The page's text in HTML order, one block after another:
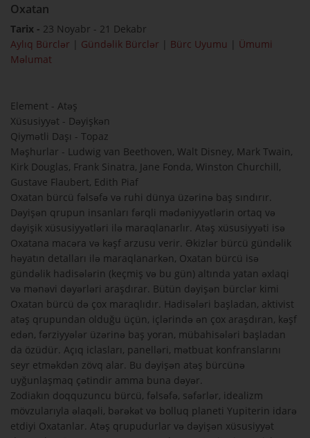
Oxatan
Tarix - 23 Noyabr - 21 Dekabr
Aylıq Bürclər
Gündəlik Bürclər Bürc Uyumu
Ümumi
Məlumat
Element - Atəş
Xüsusiyyət - Dəyişkən
Qiymətli Daşı - Topaz
Məşhurlar - Ludwig van Beethoven, Walt Disney, Mark Twain,
Kirk Douglas, Frank Sinatra, Jane Fonda, Winston Churchill,
Gustave Flaubert, Edith Piaf
Oxatan bürcü fəlsəfə və ruhi dünya üzərinə baş sındırır.
Dəyişən qrupun insanları fərqli mədəniyyətlərin ortaq və
dəyişik xüsusiyyətləri ilə maraqlanarlır. Atəş xüsusiyyəti isə
Oxatana macəra və kəşf arzusu verir. Əkizlər bürcü gündəlik
həyatın detalları ilə maraqlanarkən, Oxatan bürcü isə
gündəlik hadisələrin (keçmiş və bu gün) altında yatan əxlaqi
və mənəvi dəyərləri araşdırar. Bütün dəyişən bürclər kimi
Oxatan bürcü də çox maraqlıdır. Hadisələri başladan, aktivist
atəş qrupundan olduğu üçün, içlərində ən çox araşdıran, kəşf
edən, fərziyyələr üzərinə baş yoran, mübahisələri başladan
da özüdür. Açıq iclasları, panelləri, mətbuat konfranslarını
seyr etməkdən zövq alar. Bu dəyişən atəş bürcünə
uyğunlaşmaq çətindir amma buna dəyər.
Zodiakın doqquzuncu bürcü, fəlsəfə, səfərlər, idealizm
mövzularıyla əlaqəli, bərəkət və bolluq planeti Yupiterin idarə
etdiyi Oxatanlar. Atəş qrupudurlar və dəyişən xüsusiyyət